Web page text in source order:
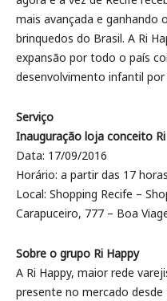
mais avançada e ganhando
brinquedos do Brasil. A Ri
expansão por todo o país
desenvolvimento infantil por
Serviço
Inauguração loja conceito
Data: 17/09/2016
Horário: a partir das 17 horas
Local: Shopping Recife –
Carapuceiro, 777 – Boa
Sobre o grupo Ri Happy
A Ri Happy, maior rede
presente no mercado